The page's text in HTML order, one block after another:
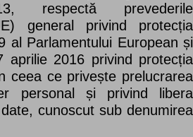
respectă prevederile
general privind protecția
al Parlamentului European și
aprilie 2016 privind protecția
ceea ce privește prelucrarea
personal și privind libera
cunoscut sub denumirea